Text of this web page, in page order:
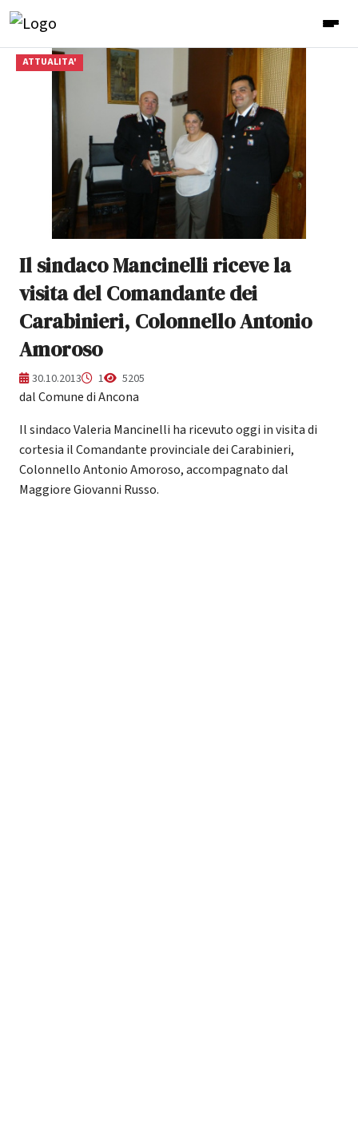
ATTUALITA'
Il sindaco Mancinelli riceve la
visita del Comandante dei
Carabinieri, Colonnello Antonio
Amoroso
30.10.2013 1 5205
dal Comune di Ancona
Il sindaco Valeria Mancinelli ha ricevuto oggi in visita di
cortesia il Comandante provinciale dei Carabinieri,
Colonnello Antonio Amoroso, accompagnato dal
Maggiore Giovanni Russo.